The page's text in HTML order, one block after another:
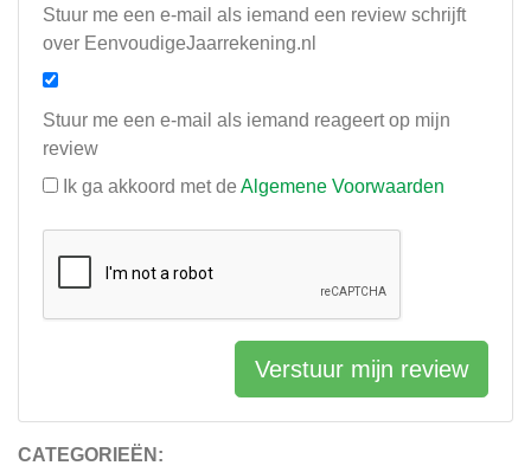
CATEGORIEËN:
Stuur me een e-mail als iemand een review schrijft
over EenvoudigeJaarrekening.nl
Stuur me een e-mail als iemand reageert op mijn
review
Ik ga akkoord met de Algemene Voorwaarden
Verstuur mijn review